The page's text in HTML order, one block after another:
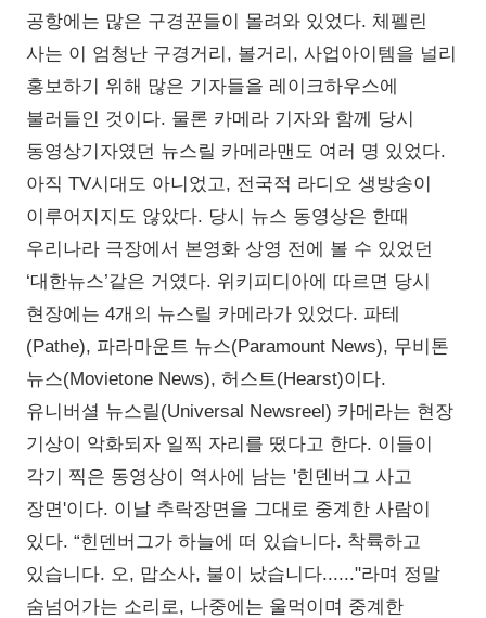
공항에는 많은 구경꾼들이 몰려와 있었다. 체펠린
사는 이 엄청난 구경거리, 볼거리, 사업아이템을 널리
홍보하기 위해 많은 기자들을 레이크하우스에
불러들인 것이다. 물론 카메라 기자와 함께 당시
동영상기자였던 뉴스릴 카메라맨도 여러 명 있었다.
아직 TV시대도 아니었고, 전국적 라디오 생방송이
이루어지지도 않았다. 당시 뉴스 동영상은 한때
우리나라 극장에서 본영화 상영 전에 볼 수 있었던
‘대한뉴스’같은 거였다. 위키피디아에 따르면 당시
현장에는 4개의 뉴스릴 카메라가 있었다. 파테
(Pathe), 파라마운트 뉴스(Paramount News), 무비톤
뉴스(Movietone News), 허스트(Hearst)이다.
유니버셜 뉴스릴(Universal Newsreel) 카메라는 현장
기상이 악화되자 일찍 자리를 떴다고 한다. 이들이
각기 찍은 동영상이 역사에 남는 '힌덴버그 사고
장면'이다. 이날 추락장면을 그대로 중계한 사람이
있다. “힌덴버그가 하늘에 떠 있습니다. 착륙하고
있습니다. 오, 맙소사, 불이 났습니다......"라며 정말
숨넘어가는 소리로, 나중에는 울먹이며 중계한